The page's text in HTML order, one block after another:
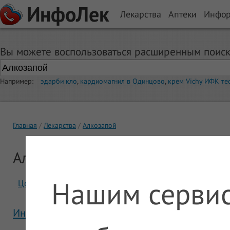
ИнфоЛек Лекарства Аптеки
Вы можете воспользоваться расширенным
Например: эдарби кло, кардиомагнил в Одинцово, крем Vichy ИФК
Главная Лекарства Алкозапой
Алкозапой
Цены Отзывы
Инструкция Алкозапой
Нашим